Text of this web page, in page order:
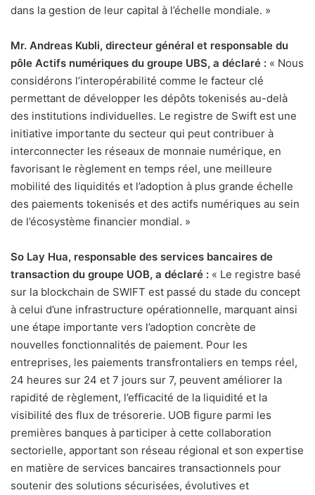
dans la gestion de leur capital à l’échelle mondiale. »
Mr. Andreas Kubli, directeur général et responsable du
pôle Actifs numériques du groupe UBS, a déclaré : « Nous
considérons l’interopérabilité comme le facteur clé
permettant de développer les dépôts tokenisés au-delà
des institutions individuelles. Le registre de Swift est une
initiative importante du secteur qui peut contribuer à
interconnecter les réseaux de monnaie numérique, en
favorisant le règlement en temps réel, une meilleure
mobilité des liquidités et l’adoption à plus grande échelle
des paiements tokenisés et des actifs numériques au sein
de l’écosystème financier mondial. »
So Lay Hua, responsable des services bancaires de
transaction du groupe UOB, a déclaré : « Le registre basé
sur la blockchain de SWIFT est passé du stade du concept
à celui d’une infrastructure opérationnelle, marquant ainsi
une étape importante vers l’adoption concrète de
nouvelles fonctionnalités de paiement. Pour les
entreprises, les paiements transfrontaliers en temps réel,
24 heures sur 24 et 7 jours sur 7, peuvent améliorer la
rapidité de règlement, l’efficacité de la liquidité et la
visibilité des flux de trésorerie. UOB figure parmi les
premières banques à participer à cette collaboration
sectorielle, apportant son réseau régional et son expertise
en matière de services bancaires transactionnels pour
soutenir des solutions sécurisées, évolutives et